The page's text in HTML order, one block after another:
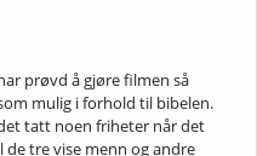
prøvd å gjøre filmen så
mulig i forhold til bibelen.
tatt noen friheter når det
de tre vise menn og andre